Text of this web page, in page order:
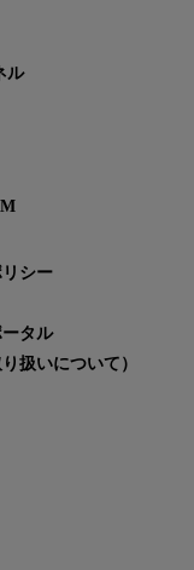
ル
シー
タル
扱いについて）